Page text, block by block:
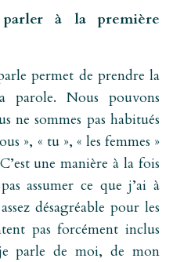
à la première
permet de prendre la
parole. Nous pouvons
ne sommes pas habitués
», « tu », « les femmes »
une manière à la fois
assumer ce que j’ai à
désagréable pour les
pas forcément inclus
parle de moi, de mon